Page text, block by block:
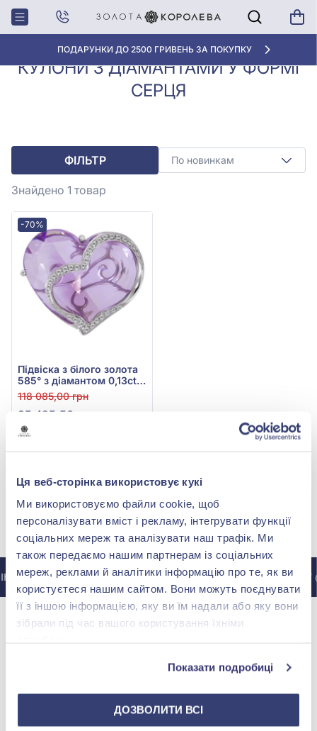
Ця веб-сторінка використовує кукі
Ми використовуємо файли cookie, щоб
персоналізувати вміст і рекламу, інтегрувати функції
соціальних мереж та аналізувати наш трафік. Ми
також передаємо нашим партнерам із соціальних
мереж, реклами й аналітики інформацію про те, як ви
користуєтеся нашим сайтом. Вони можуть поєднувати
її з іншою інформацією, яку ви їм надали або яку вони
зібрали під час вашого користування їхніми
Показати подробиці
ДОЗВОЛИТИ ВСІ
ПОДАРУНКИ ДО 2500 ГРИВЕНЬ ЗА ПОКУПКУ
Головна
Кулони, Підвіски з
діамантами
Кулони з діамантами у
формі серця
КУЛОНИ З ДІАМАНТАМИ У ФОРМІ
СЕРЦЯ
ФІЛЬТР По новинкам
Знайдено 1 товар
-70%
Підвіска з білого золота
585° з діамантом 0,13ct
та аметистом 11,9ct, арт.
P33927-3.155-1554
118 085,00 грн
35 425,50 грн
(арт. P33927-3.155-1554)
МИ У INSTAGRAM
@ZOLOTAKOROLEVA ДО ІНСТАГРАМУ